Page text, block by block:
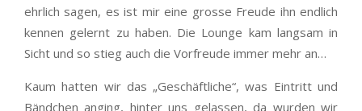
ehrlich sagen, es ist mir eine grosse Freude ihn endlich
kennen gelernt zu haben. Die Lounge kam langsam in
Sicht und so stieg auch die Vorfreude immer mehr an…
Kaum hatten wir das „Geschäftliche“, was Eintritt und
Bändchen anging, hinter uns gelassen, da wurden wir